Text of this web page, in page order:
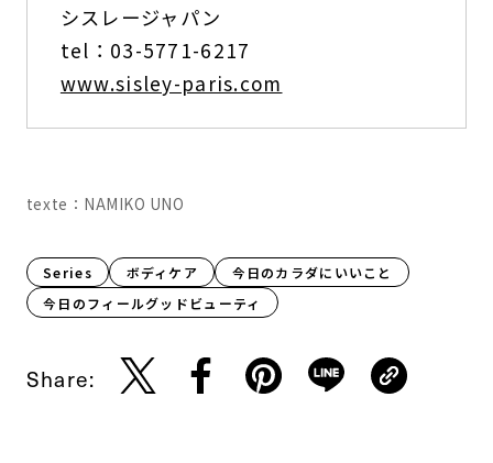
シスレージャパン
tel：03-5771-6217
www.sisley-paris.com
texte：NAMIKO UNO
Series ボディケア
今日のカラダにいいこと
今日のフィールグッドビューティ
Share: